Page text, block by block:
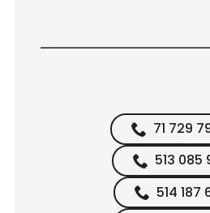
71 729
513 085
514 187